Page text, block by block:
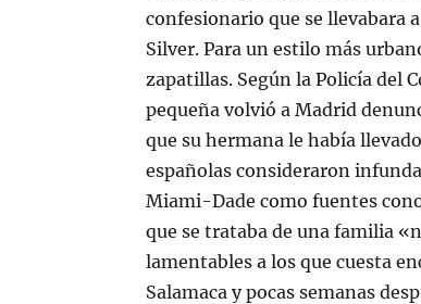
confesionario que se llevabara
Silver. Para un estilo más
zapatillas. Según la Policía del
pequeña volvió a Madrid
que su hermana le había
españolas consideraron
Miami-Dade como fuentes
que se trataba de una familia
lamentables a los que cuesta
Salamaca y pocas semanas